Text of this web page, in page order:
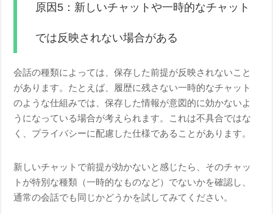
原因5：新しいチャットや一時的なチャット
では反映されない場合がある
会話の種類によっては、保存した前提が反映されないこと
があります。たとえば、履歴に残さない一時的なチャット
のような仕組みでは、保存した情報が意図的に効かないよ
うになっている場合が考えられます。これは不具合ではな
く、プライバシーに配慮した仕様であることがあります。
新しいチャットで前提が効かないと感じたら、そのチャッ
トが特別な種類（一時的なものなど）でないかを確認し、
通常の会話でも同じかどうかを試してみてください。